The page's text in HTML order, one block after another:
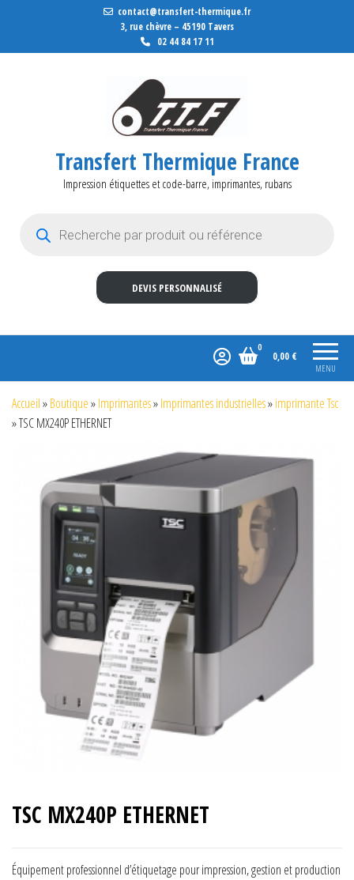
contact@transfert-thermique.fr
3, rue chèvre – 45190 Tavers
02 44 84 17 11
Transfert Thermique France
Impression étiquettes et code-barre, imprimantes, rubans
DEVIS PERSONNALISÉ
MENU
0
0,00 €
Accueil»Boutique»Imprimantes»Imprimantes industrielles»imprimante Tsc
»TSC MX240P ETHERNET
TSC MX240P ETHERNET
Équipement professionnel d’étiquetage pour impression, gestion et production